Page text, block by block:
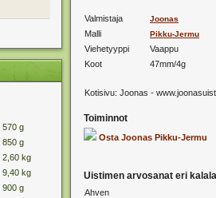
570 g
850 g
2,60 kg
9,40 kg
900 g
Valmistaja Joonas
Malli Pikku-Jermu
Viehetyyppi
Vaappu
Koot
47mm/4g
Kotisivu: Joonas -
Toiminnot
Osta Joonas Pikku-Jermu
Uistimen arvosanat eri
Ahven